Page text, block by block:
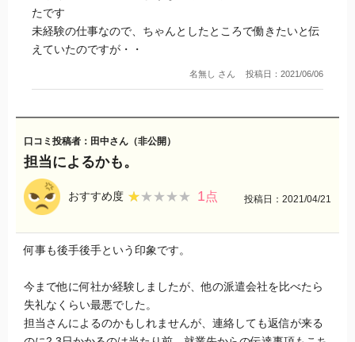
たです
未経験の仕事なので、ちゃんとしたところで働きたいと伝
えていたのですが・・
名無し さん 投稿日：2021/06/06
口コミ投稿者：田中さん（非公開）
担当によるかも。
おすすめ度 ★★★★★
★★★★★ 1点 投稿日：2021/04/21
何事も後手後手という印象です。
今まで他に何社か経験しましたが、他の派遣会社を比べたら
失礼なくらい最悪でした。
担当さんによるのかもしれませんが、連絡しても返信が来る